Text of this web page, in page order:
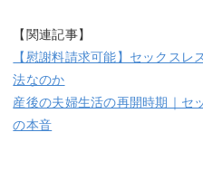
【関連記事】
【慰謝料請求可能】セックスレ
法なのか
産後の夫婦生活の再開時期｜セ
の本音